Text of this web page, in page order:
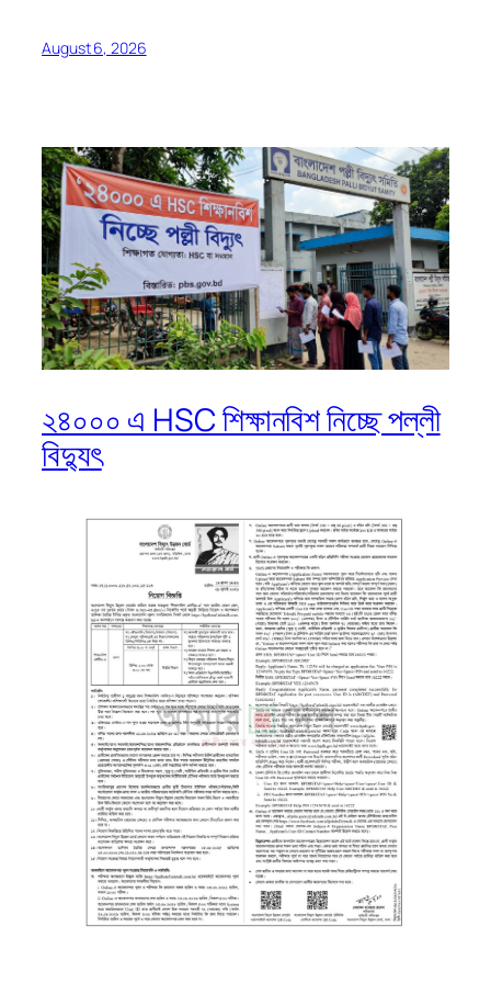
August 6, 2026
২৪০০০ এ HSC শিক্ষানবিশ নিচ্ছে পল্লী
বিদ্যুৎ